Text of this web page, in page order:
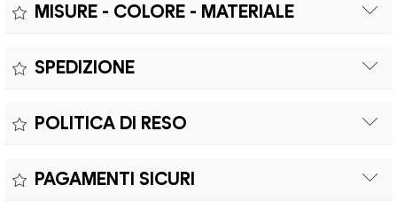
MISURE - COLORE - MATERIALE
Colore:
SPEDIZIONE
conforme alle direttive vigenti. La garanzia copre eventuali
sostituzioni senza costi aggiuntivi.
POLITICA DI RESO
spedizione e oneri doganali a carico del cliente.
PAGAMENTI SICURI